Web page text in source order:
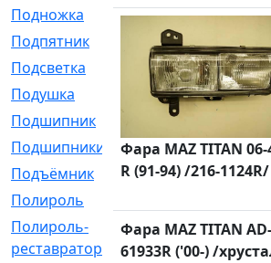
Подножка
[16]
Подпятник
[1]
Подсветка
[1]
Подушка
[1540]
Подшипник
[1825]
Подшипники
[106]
Подъёмник
[1]
Полироль
Полироль-
реставратор
[1]
Фара MAZ TITAN 06-
R (91-94) /216-1124R/
Фара MAZ TITAN
61933R ('00-) /